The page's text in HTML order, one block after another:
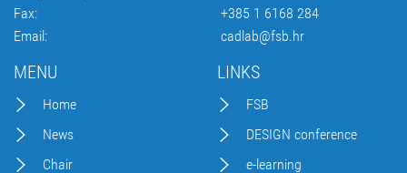
Fax:
+385 1 6168 284
Email:
cadlab@fsb.hr
MENU
Home
News
Chair
LINKS
FSB
DESIGN conference
e-learning